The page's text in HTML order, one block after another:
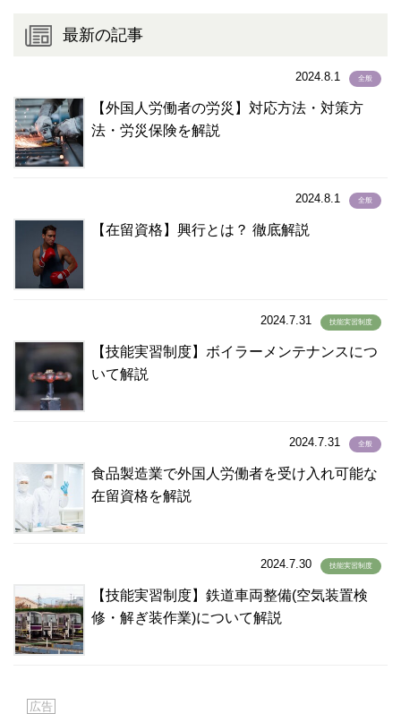
最新の記事
2024.8.1 全般
【外国人労働者の労災】対応方法・対策方
法・労災保険を解説
2024.8.1 全般
【在留資格】興行とは？ 徹底解説
2024.7.31 技能実習制度
【技能実習制度】ボイラーメンテナンスにつ
いて解説
2024.7.31 全般
食品製造業で外国人労働者を受け入れ可能な
在留資格を解説
2024.7.30 技能実習制度
【技能実習制度】鉄道車両整備(空気装置検
修・解ぎ装作業)について解説
広告